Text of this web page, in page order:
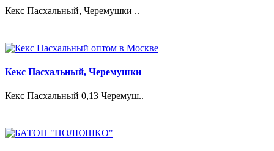
Кекс Пасхальный, Черемушки ..
Кекс Пасхальный, Черемушки
Кекс Пасхальный 0,13 Черемуш..